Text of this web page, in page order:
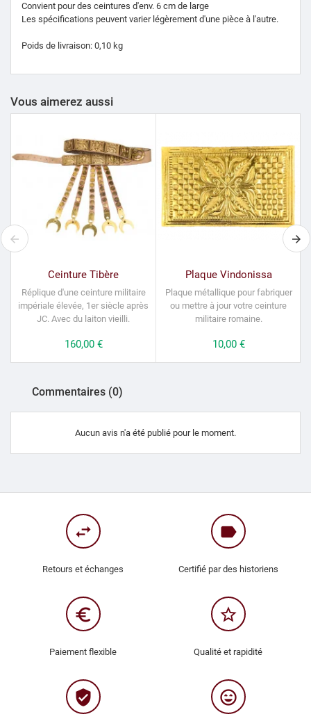
Convient pour des ceintures d'env. 6 cm de large
Les spécifications peuvent varier légèrement d'une pièce à l'autre.
Poids de livraison: 0,10 kg
Vous aimerez aussi
Ceinture Tibère
Réplique d'une ceinture militaire
impériale élevée, 1er siècle après
JC. Avec du laiton vieilli.
Prix
160,00 €
Plaque Vindonissa
Plaque métallique pour fabriquer
ou mettre à jour votre ceinture
militaire romaine.
Prix
10,00 €
Commentaires (0)
Aucun avis n'a été publié pour le moment.
swap_horiz
Retours et échanges
label
Certifié par des historiens
euro_symbol
Paiement flexible
star_border
Qualité et rapidité
verified_user sentiment_very_satisfied